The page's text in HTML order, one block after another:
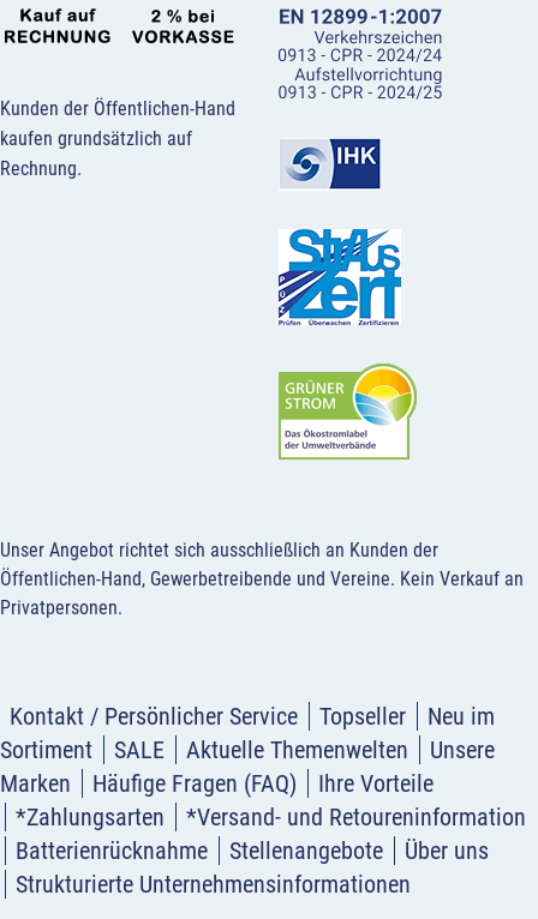
Kunden der Öffentlichen-Hand
kaufen grundsätzlich auf
Rechnung.
Unser Angebot richtet sich ausschließlich an Kunden der
Öffentlichen-Hand, Gewerbetreibende und Vereine. Kein Verkauf an
Privatpersonen.
Kontakt / Persönlicher Service Topseller
Neu im
Sortiment
SALE Aktuelle Themenwelten
Unsere
Marken
Häufige Fragen (FAQ)
Ihre Vorteile
*Zahlungsarten
*Versand- und Retoureninformation
Batterienrücknahme
Stellenangebote
Über uns
Strukturierte Unternehmensinformationen